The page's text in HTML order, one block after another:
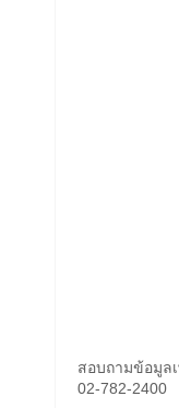
สอบถามข้อมูล
02-782-2400